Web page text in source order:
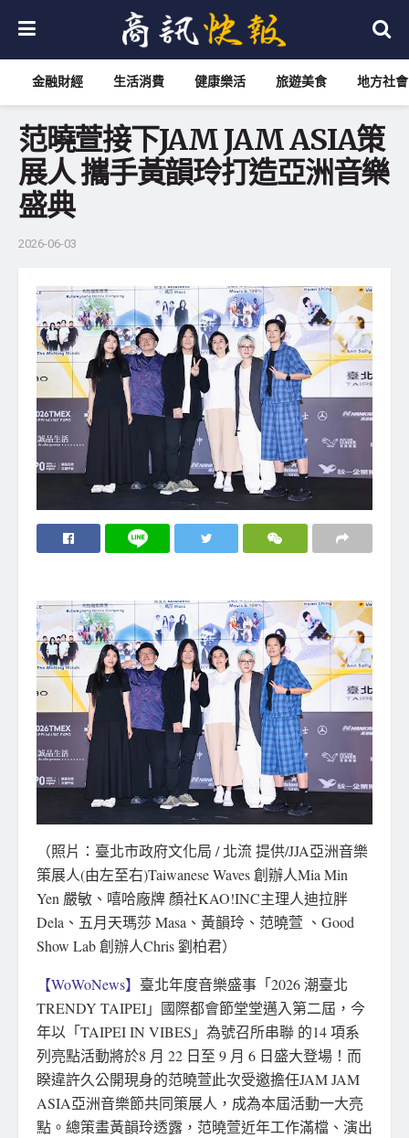
金融財經 生活消費 健康樂活 旅遊美食 地方社會
范曉萱接下JAM JAM ASIA策
展人 攜手黃韻玲打造亞洲音樂
盛典
2026-06-03
（照片：臺北市政府文化局 / 北流 提供/JJA亞洲音樂
策展人(由左至右)Taiwanese Waves 創辦人Mia Min
Yen 嚴敏、嘻哈廠牌 顏社KAO!INC主理人迪拉胖
Dela、五月天瑪莎 Masa、黃韻玲、范曉萱 、Good
Show Lab 創辦人Chris 劉柏君）
【WoWoNews】 臺北年度音樂盛事「2026 潮臺北
TRENDY TAIPEI」國際都會節堂堂邁入第二屆，今
年以「TAIPEI IN VIBES」為號召所串聯 的14 項系
列亮點活動將於8 月 22 日至 9 月 6 日盛大登場！而
睽違許久公開現身的范曉萱此次受邀擔任JAM JAM
ASIA亞洲音樂節共同策展人，成為本屆活動一大亮
點。總策畫黃韻玲透露，范曉萱近年工作滿檔、演出